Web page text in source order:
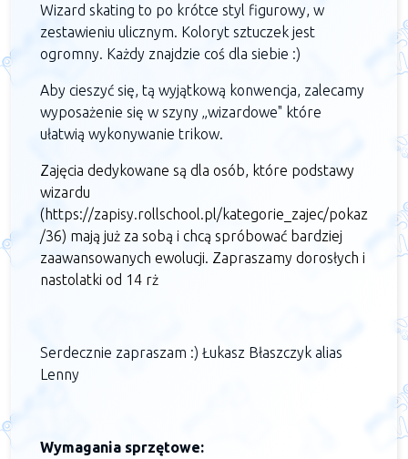
Wizard skating to po krótce styl figurowy, w
zestawieniu ulicznym. Koloryt sztuczek jest
ogromny. Każdy znajdzie coś dla siebie :)
Aby cieszyć się, tą wyjątkową konwencja, zalecamy
wyposażenie się w szyny „wizardowe" które
ułatwią wykonywanie trikow.
Zajęcia dedykowane są dla osób, które podstawy
wizardu
(https://zapisy.rollschool.pl/kategorie_zajec/pokaz
/36) mają już za sobą i chcą spróbować bardziej
zaawansowanych ewolucji. Zapraszamy dorosłych i
nastolatki od 14 rż
Serdecznie zapraszam :) Łukasz Błaszczyk alias
Lenny
Wymagania sprzętowe: